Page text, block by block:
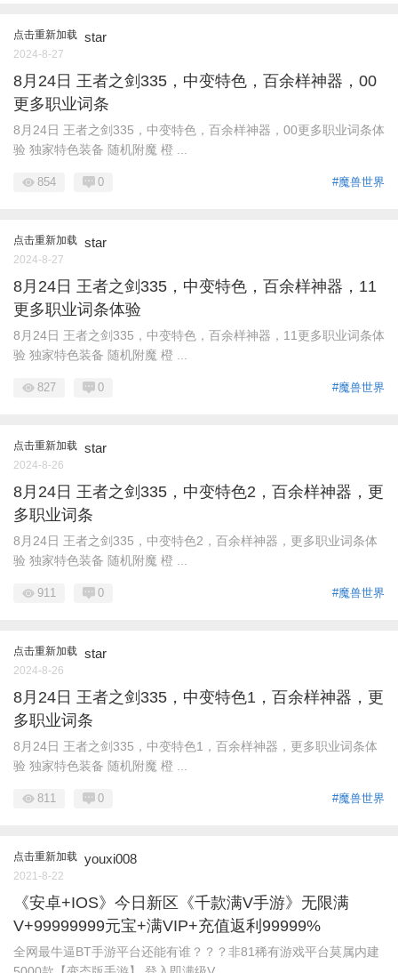
点击重新加载 star
2024-8-27
8月24日 王者之剑335，中变特色，百余样神器，00
更多职业词条
8月24日 王者之剑335，中变特色，百余样神器，00更多职业词条体
验 独家特色装备 随机附魔 橙 ...
#魔兽世界
854 0
点击重新加载 star
2024-8-27
8月24日 王者之剑335，中变特色，百余样神器，11
更多职业词条体验
8月24日 王者之剑335，中变特色，百余样神器，11更多职业词条体
验 独家特色装备 随机附魔 橙 ...
#魔兽世界
827 0
点击重新加载 star
2024-8-26
8月24日 王者之剑335，中变特色2，百余样神器，更
多职业词条
8月24日 王者之剑335，中变特色2，百余样神器，更多职业词条体
验 独家特色装备 随机附魔 橙 ...
#魔兽世界
911 0
点击重新加载 star
2024-8-26
8月24日 王者之剑335，中变特色1，百余样神器，更
多职业词条
8月24日 王者之剑335，中变特色1，百余样神器，更多职业词条体
验 独家特色装备 随机附魔 橙 ...
#魔兽世界
811 0
点击重新加载 youxi008
2021-8-22
《安卓+IOS》今日新区《千款满V手游》无限满
V+99999999元宝+满VIP+充值返利99999%
全网最牛逼BT手游平台还能有谁？？？非81稀有游戏平台莫属内建